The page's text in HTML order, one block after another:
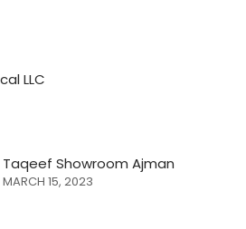
LLC
Taqeef Showroom Ajman
MARCH 15, 2023